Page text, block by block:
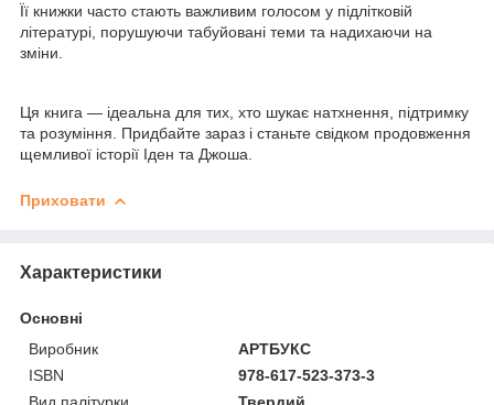
Її книжки часто стають важливим голосом у підлітковій
літературі, порушуючи табуйовані теми та надихаючи на
зміни.
Ця книга — ідеальна для тих, хто шукає натхнення, підтримку
та розуміння. Придбайте зараз і станьте свідком продовження
щемливої історії Іден та Джоша.
Приховати
Характеристики
Основні
Виробник
АРТБУКС
ISBN
978-617-523-373-3
Вид палітурки
Твердий